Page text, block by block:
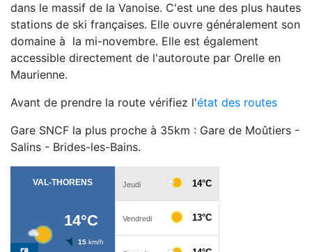
dans le massif de la Vanoise. C'est une des plus hautes
stations de ski françaises. Elle ouvre généralement son
domaine à la mi-novembre. Elle est également
accessible directement de l'autoroute par Orelle en
Maurienne.
Avant de prendre la route vérifiez l'état des routes
Gare SNCF la plus proche à 35km : Gare de Moûtiers -
Salins - Brides-les-Bains.